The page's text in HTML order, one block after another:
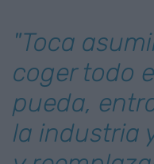
"Toca
coger todo
pueda,
la industria